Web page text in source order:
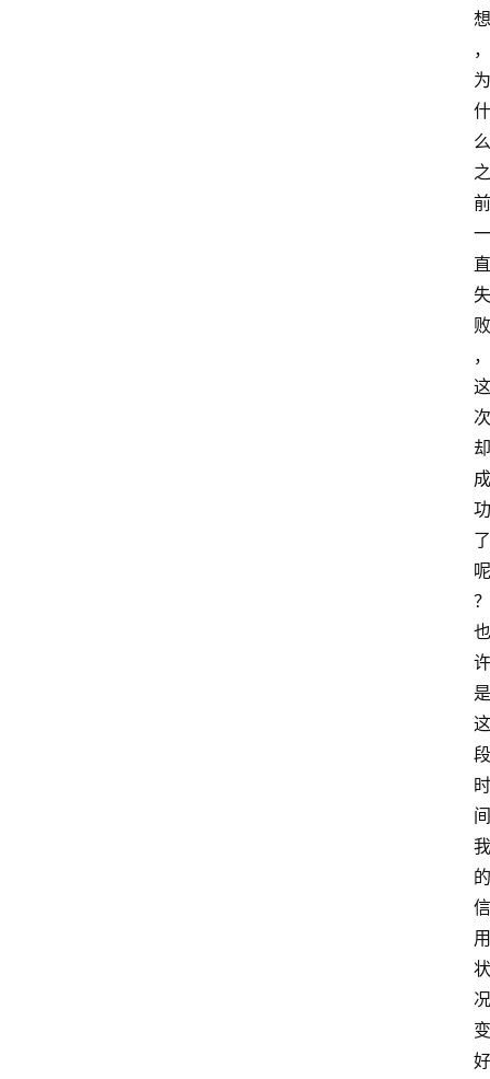
想
，
为
什
么
之
前
一
直
失
败
，
这
次
却
成
功
了
呢
？
也
许
是
这
段
时
间
我
的
信
用
状
况
变
好